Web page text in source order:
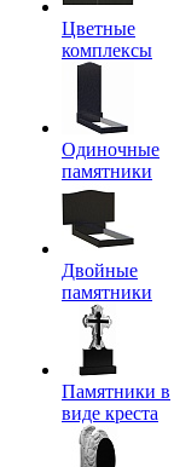
Цветные
комплексы
Одиночные
памятники
Двойные
памятники
Памятники в
виде креста